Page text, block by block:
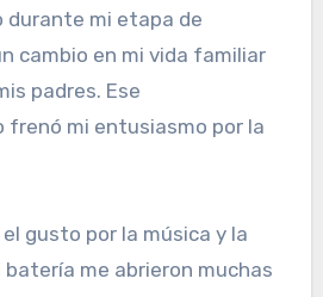
durante mi etapa de
cambio en mi vida familiar
padres. Ese
mi entusiasmo por la
gusto por la música y la
me abrieron muchas